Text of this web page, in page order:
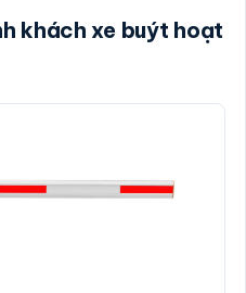
khách xe buýt hoạt